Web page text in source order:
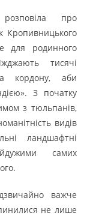
про
Кропивницького
для родинного
тисячі
кордону, аби
З початку
з тюльпанів,
видів
ландшафтні
самих
важче
не лише